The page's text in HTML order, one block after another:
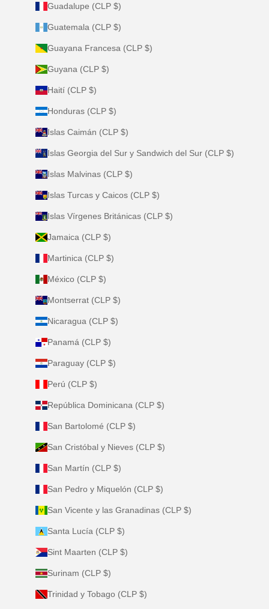
Guadalupe (CLP $)
Guatemala (CLP $)
Guayana Francesa (CLP $)
Guyana (CLP $)
Haití (CLP $)
Honduras (CLP $)
Islas Caimán (CLP $)
Islas Georgia del Sur y Sandwich del Sur (CLP $)
Islas Malvinas (CLP $)
Islas Turcas y Caicos (CLP $)
Islas Vírgenes Británicas (CLP $)
Jamaica (CLP $)
Martinica (CLP $)
México (CLP $)
Montserrat (CLP $)
Nicaragua (CLP $)
Panamá (CLP $)
Paraguay (CLP $)
Perú (CLP $)
República Dominicana (CLP $)
San Bartolomé (CLP $)
San Cristóbal y Nieves (CLP $)
San Martín (CLP $)
San Pedro y Miquelón (CLP $)
San Vicente y las Granadinas (CLP $)
Santa Lucía (CLP $)
Sint Maarten (CLP $)
Surinam (CLP $)
Trinidad y Tobago (CLP $)